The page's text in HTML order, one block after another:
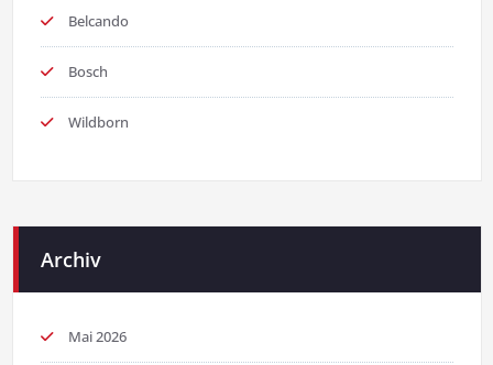
Belcando
Bosch
Wildborn
Archiv
Mai 2026